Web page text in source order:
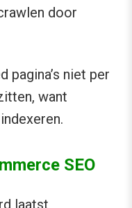
door
pagina’s niet per
want
SEO